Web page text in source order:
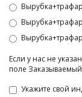
Если у нас не
поле
Укажите свой